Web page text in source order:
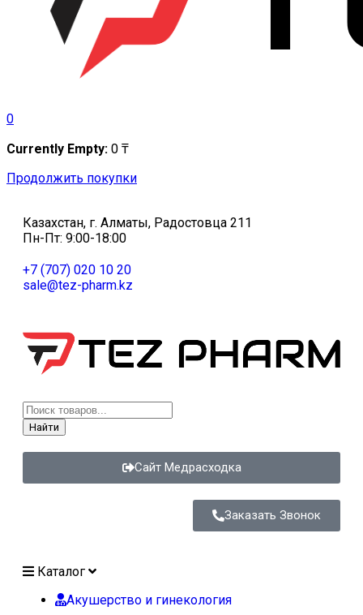
0
Currently Empty: 0 ₸
Продолжить покупки
Казахстан, г. Алматы, Радостовца 211
Пн-Пт: 9:00-18:00
+7 (707) 020 10 20
sale@tez-pharm.kz
Найти
Сайт Медрасходка
Заказать Звонок
Каталог
Акушерство и гинекология